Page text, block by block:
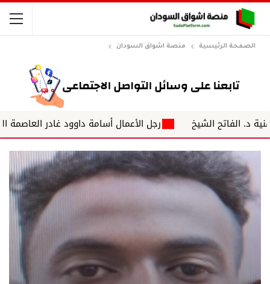
الصفحة الرئيسية منصة اشواق السودان
الشيخ رجل الأعمال أسامة داوود غادر العاصمة